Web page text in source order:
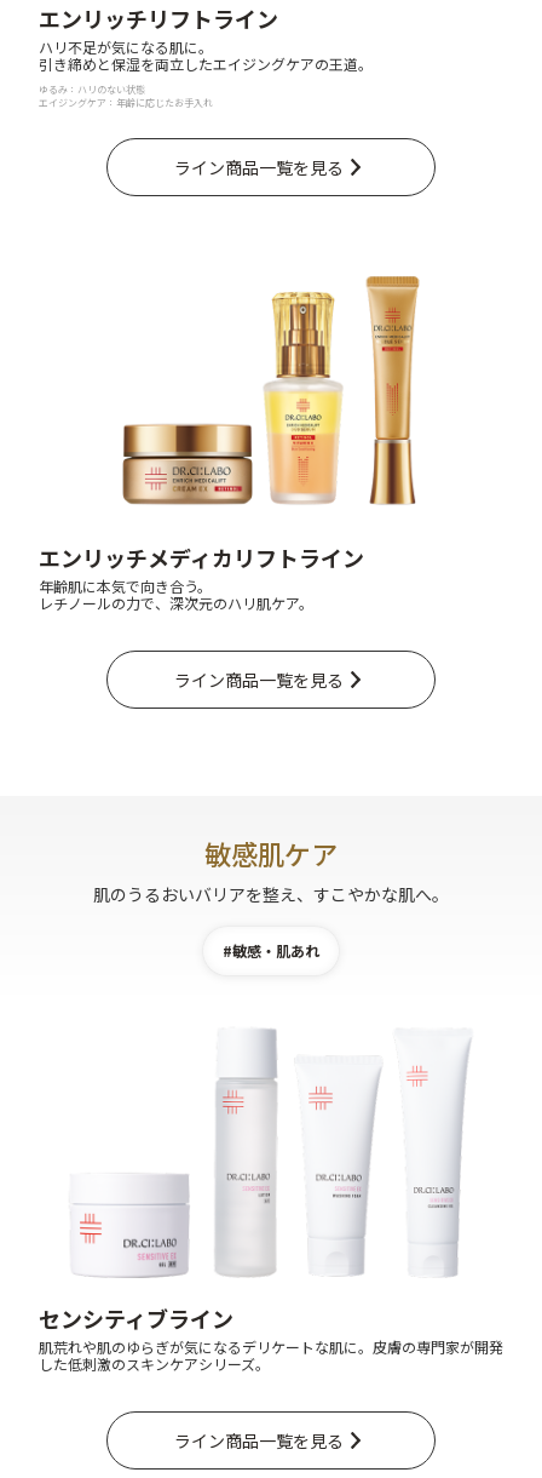
メイク・ボディ・ヘアケア
キャンペーン情報
アウトレット商品
定期便
お電話でもご注文いただけます
9時〜21時 / 年中無休
エンリッチリフトライン
ハリ不足が気になる肌に。
引き締めと保湿を両立したエイジングケアの王道。
ゆるみ：ハリのない状態
エイジングケア：年齢に応じたお手入れ
ライン商品一覧を見る
エンリッチメディカリフトライン
年齢肌に本気で向き合う。
レチノールの力で、深次元のハリ肌ケア。
ライン商品一覧を見る
敏感肌ケア
肌のうるおいバリアを整え、すこやかな肌へ。
#敏感・肌あれ
センシティブライン
肌荒れや肌のゆらぎが気になるデリケートな肌に。皮膚の専門家が開発
した低刺激のスキンケアシリーズ。
ライン商品一覧を見る